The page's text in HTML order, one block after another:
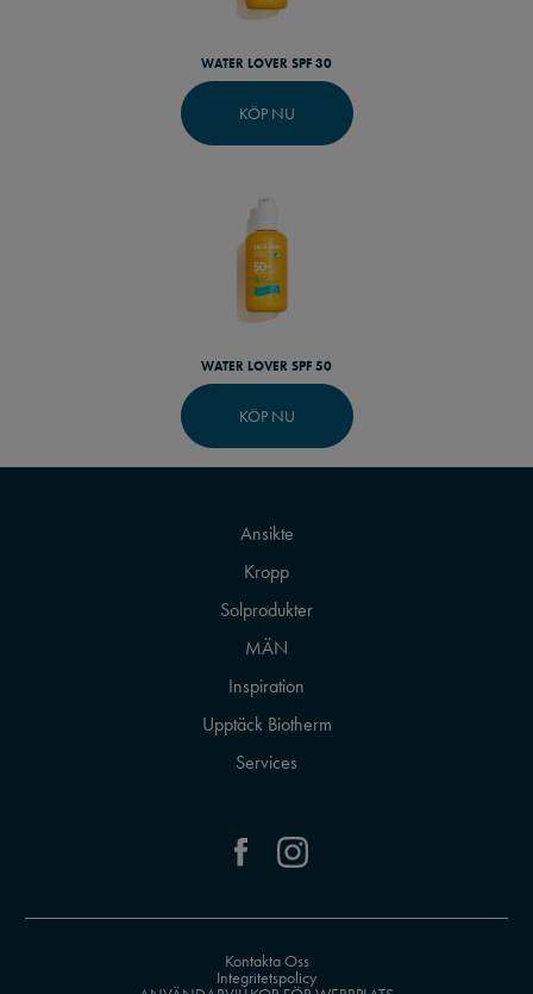
WATER LOVER SPF 30
KÖP NU
WATER LOVER SPF 50
KÖP NU
Ansikte
Kropp
Solprodukter
MÄN
Inspiration
Upptäck Biotherm
Services
Kontakta Oss
Integritetspolicy